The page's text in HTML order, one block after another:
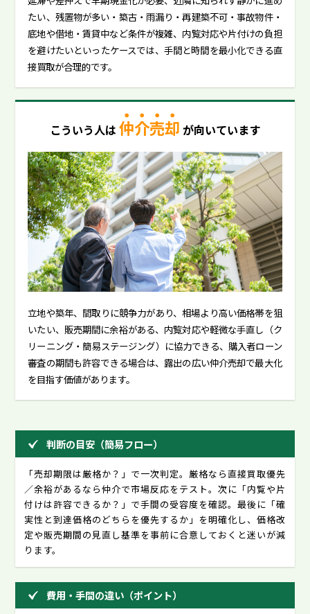
たい、残置物が多い・築古・雨漏り・再建築不可・事故物件・
底地や借地・賃貸中など条件が複雑、内覧対応や片付けの負担
を避けたいといったケースでは、手間と時間を最小化できる直
接買取が合理的です。
こういう人は 仲介売却 が向いています
立地や築年、間取りに競争力があり、相場より高い価格帯を狙
いたい、販売期間に余裕がある、内覧対応や軽微な手直し（ク
リーニング・簡易ステージング）に協力できる、購入者ローン
審査の期間も許容できる場合は、露出の広い仲介売却で最大化
を目指す価値があります。
判断の目安（簡易フロー）
「売却期限は厳格か？」で一次判定。厳格なら直接買取優先
／余裕があるなら仲介で市場反応をテスト。次に「内覧や片
付けは許容できるか？」で手間の受容度を確認。最後に「確
実性と到達価格のどちらを優先するか」を明確化し、価格改
定や販売期間の見直し基準を事前に合意しておくと迷いが減
ります。
費用・手間の違い（ポイント）